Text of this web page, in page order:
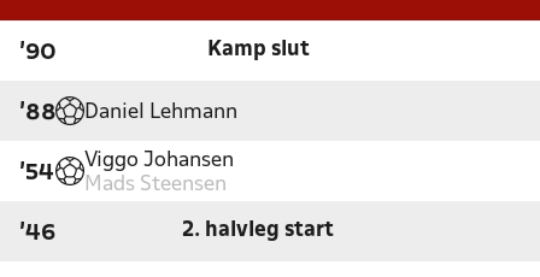
'90 Kamp slut
'88 Daniel Lehmann
'54
Viggo Johansen
Mads Steensen
'46 2. halvleg start